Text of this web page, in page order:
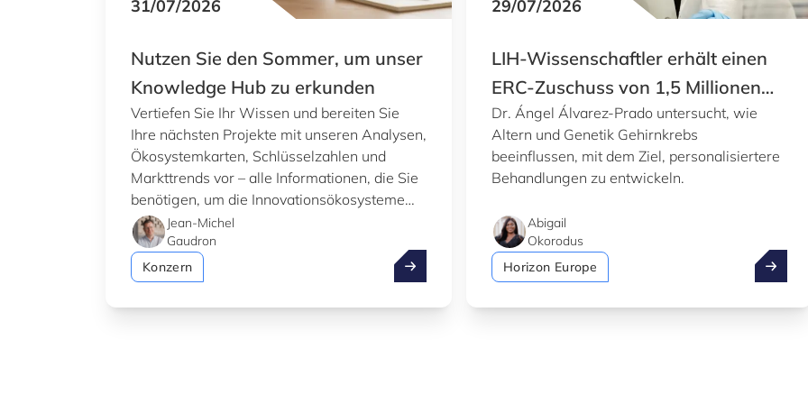
31/07/2026
Nutzen Sie den Sommer, um unser
Knowledge Hub zu erkunden
Vertiefen Sie Ihr Wissen und bereiten Sie
Ihre nächsten Projekte mit unseren Analysen,
Ökosystemkarten, Schlüsselzahlen und
Markttrends vor – alle Informationen, die Sie
benötigen, um die Innovationsökosysteme
Luxemburgs besser zu verstehen.
Jean-Michel
Gaudron
Konzern
Nutzen Sie den Sommer, um unser Knowledge Hub zu erkunden
29/07/2026
LIH-Wissenschaftler erhält einen
ERC-Zuschuss von 1,5 Millionen
Euro
Dr. Ángel Álvarez-Prado untersucht, wie
Altern und Genetik Gehirnkrebs
beeinflussen, mit dem Ziel, personalisiertere
Behandlungen zu entwickeln.
Abigail
Okorodus
Horizon Europe
LIH-